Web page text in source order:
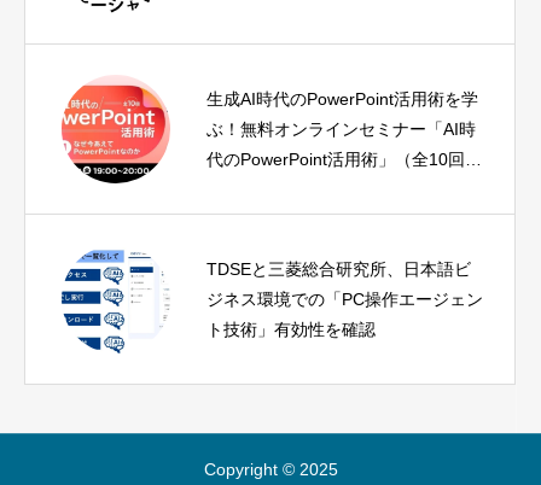
生成AI時代のPowerPoint活用術を学
ぶ！無料オンラインセミナー「AI時
代のPowerPoint活用術」（全10回）
TDSEと三菱総合研究所、日本語ビ
ジネス環境での「PC操作エージェン
ト技術」有効性を確認
Copyright © 2025